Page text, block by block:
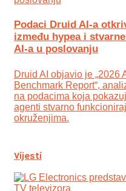
Podaci Druid AI-a
između hypea i
AI-a u poslovanju
Druid AI objavio je „2026
Benchmark Report“,
na podacima koja
agenti stvarno
okruženjima.
Vijesti